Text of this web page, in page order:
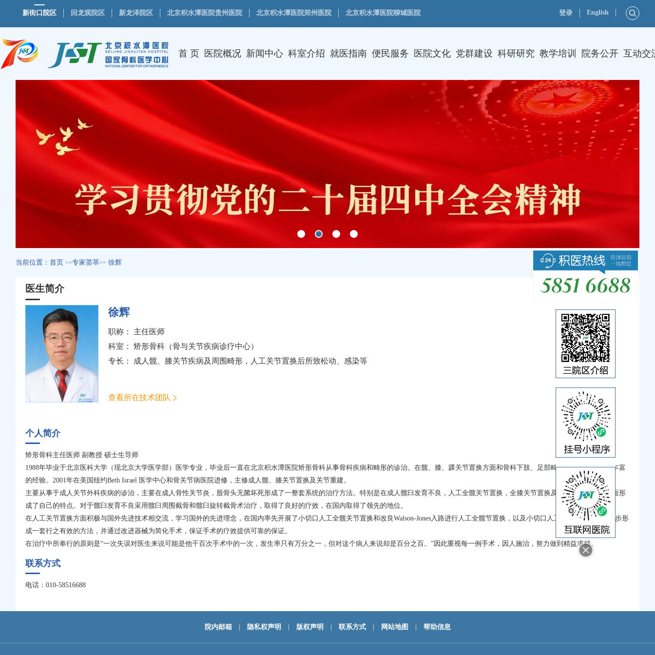
新街口院区 回龙观院区 新龙泽院区 北京积水潭医院贵州医院 北京积水潭医院郑州医院 北京积水潭医院聊城医院 登录 English
首 页 医院概况 新闻中心 科室介绍 就医指南 便民服务 医院文化 党群建设 科研研究 教学培训 院务公开 互动交
当前位置： 首页 >>专家荟萃>> 徐辉
医生简介
徐辉
职称： 主任医师
科室： 矫形骨科（骨与关节疾病诊疗中心）
专长： 成人髋、膝关节疾病及周围畸形，人工关节置换后所致松动、感染等
查看所在技术团队
个人简介
矫形骨科主任医师 副教授 硕士生导师
1988年毕业于北京医科大学（现北京大学医学部）医学专业，毕业后一直在北京积水潭医院矫形骨科从事骨科疾病和畸形的诊治。在髋、膝、踝关节置换方面和骨科下肢、足部畸形矫正方面积累了丰富
的经验。2001年在美国纽约Beth Israel 医学中心和骨关节病医院进修，主修成人髋、膝关节置换及关节重建。
主要从事于成人关节外科疾病的诊治，主要在成人骨性关节炎，股骨头无菌坏死形成了一整套系统的治疗方法。特别是在成人髋臼发育不良，人工全髋关节置换，全膝关节置换及全踝关节置换等方面形
成了自己的特点。对于髋臼发育不良采用髋臼周围截骨和髋臼旋转截骨术治疗，取得了良好的疗效，在国内取得了领先的地位。
在人工关节置换方面积极与国外先进技术相交流，学习国外的先进理念，在国内率先开展了小切口人工全髋关节置换和改良Walson-Jones入路进行人工全髋节置换，以及小切口人工全膝关节置换，逐步形
成一套行之有效的方法，并通过改进器械为简化手术，保证手术的疗效提供可靠的保证。
在治疗中所奉行的原则是“一次失误对医生来说可能是他千百次手术中的一次，发生率只有万分之一，但对这个病人来说却是百分之百。”因此重视每一例手术，因人施治，努力做到精益求精。
联系方式
电话：010-58516688
院内邮箱 隐私权声明 版权声明 联系方式 网站地图 帮助信息